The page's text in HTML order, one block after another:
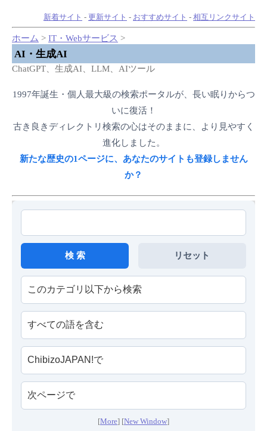
新着サイト - 更新サイト - おすすめサイト - 相互リンクサイト
ホーム > IT・Webサービス >
AI・生成AI
ChatGPT、生成AI、LLM、AIツール
1997年誕生・個人最大級の検索ポータルが、長い眠りからつ
いに復活！
古き良きディレクトリ検索の心はそのままに、より見やすく
進化しました。
新たな歴史の1ページに、あなたのサイトも登録しません
か？
[More] [New Window]